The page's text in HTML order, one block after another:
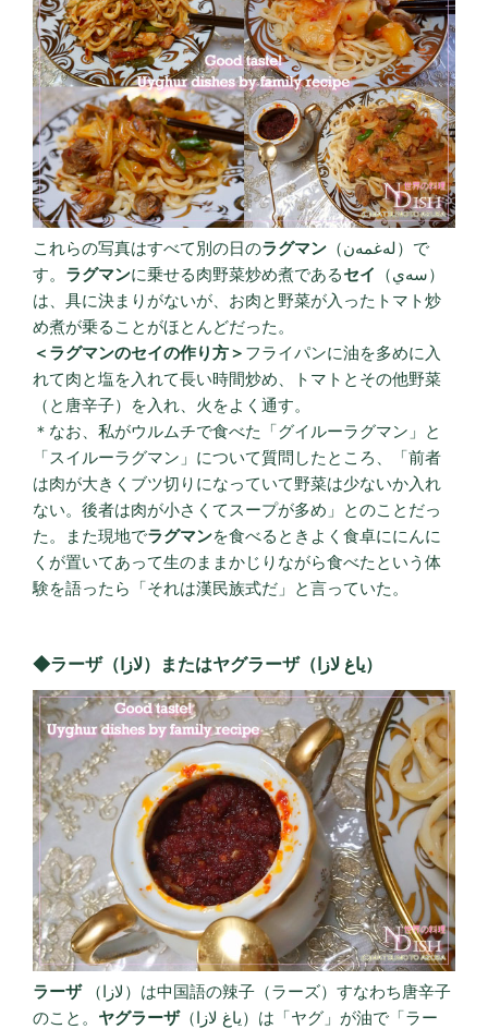
これらの写真はすべて別の日のラグマン （لەغمەن）で
す。 ラグマンに乗せる肉野菜炒め煮であるセイ
（سەي）
は、具に決まりがないが、お肉と野菜が入ったトマト炒
め煮が乗ることがほとんどだった。
＜ラグマンのセイの作り方＞ フライパンに油を多めに入
れて肉と塩を入れて長い時間炒め、トマトとその他野菜
（と唐辛子）を入れ、火をよく通す。
＊なお、私がウルムチで食べた「グイルーラグマン」と
「スイルーラグマン」について質問したところ、「前者
は肉が大きくブツ切りになっていて野菜は少ないか入れ
ない。後者は肉が小さくてスープが多め」とのことだっ
た。また現地でラグマンを食べるときよく食卓ににんに
くが置いてあって生のままかじりながら食べたという体
験を語ったら「それは漢民族式だ」と言っていた。
◆ラーザ（لازا）またはヤグラーザ（ياغ لازا）
ラーザ（لازا）は中国語の辣子（ラーズ）すなわち唐辛子
のこと。 ヤグラーザ（ياغ لازا）は「ヤグ」が油で「ラー